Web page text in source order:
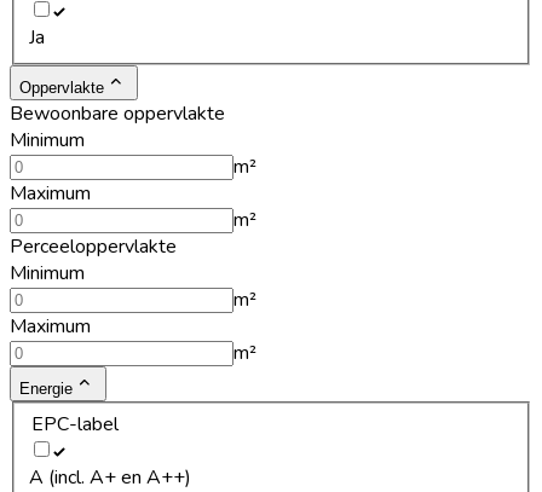
Ja
Oppervlakte
Bewoonbare oppervlakte
Minimum
m²
Maximum
m²
Perceeloppervlakte
Minimum
m²
Maximum
m²
Energie
EPC-label
A (incl. A+ en A++)